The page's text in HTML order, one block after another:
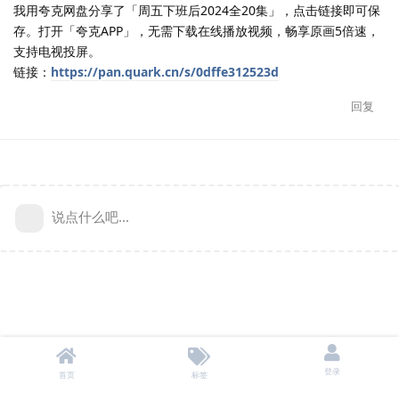
我用夸克网盘分享了「周五下班后2024全20集」，点击链接即可保
存。打开「夸克APP」，无需下载在线播放视频，畅享原画5倍速，
支持电视投屏。
链接： https://pan.quark.cn/s/0dffe312523d
回复
说点什么吧...
首页 标签 登录